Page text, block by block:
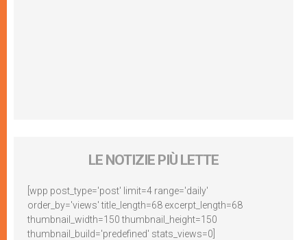
LE NOTIZIE PIÙ LETTE
[wpp post_type='post' limit=4 range='daily'
order_by='views' title_length=68 excerpt_length=68
thumbnail_width=150 thumbnail_height=150
thumbnail_build='predefined' stats_views=0]